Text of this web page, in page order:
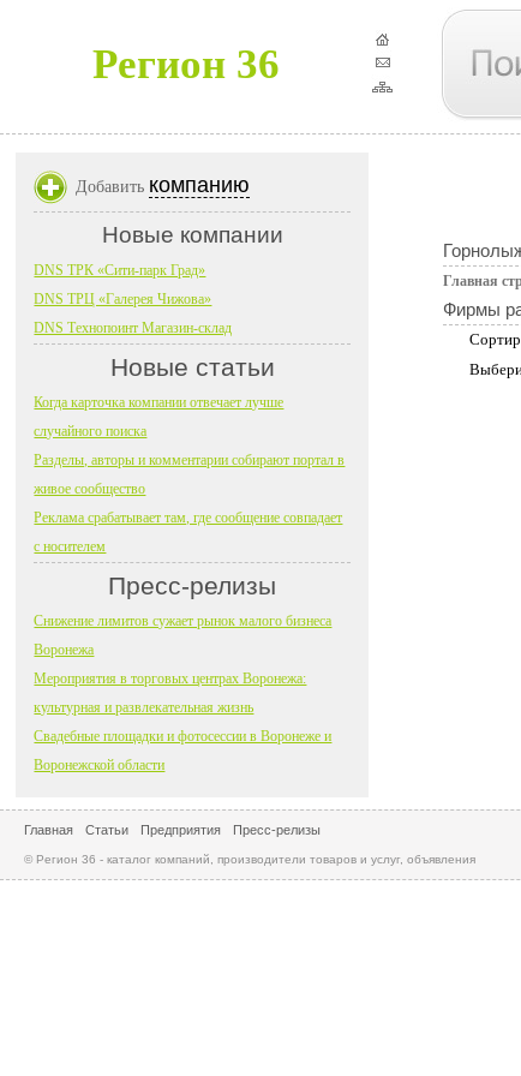
Регион 36
Главная
Фирмы
Добавить компанию
Новые компании
DNS ТРК «Сити-парк Град»
DNS ТРЦ «Галерея Чижова»
DNS Технопоинт Магазин-склад
Новые статьи
Когда карточка компании отвечает лучше
случайного поиска
Разделы, авторы и комментарии собирают портал в
живое сообщество
Реклама срабатывает там, где сообщение совпадает
с носителем
Пресс-релизы
Снижение лимитов сужает рынок малого бизнеса
Воронежа
Мероприятия в торговых центрах Воронежа:
культурная и развлекательная жизнь
Свадебные площадки и фотосессии в Воронеже и
Воронежской области
Главная Статьи Предприятия Пресс-релизы
© Регион 36 - каталог компаний, производители товаров и услуг, объявления